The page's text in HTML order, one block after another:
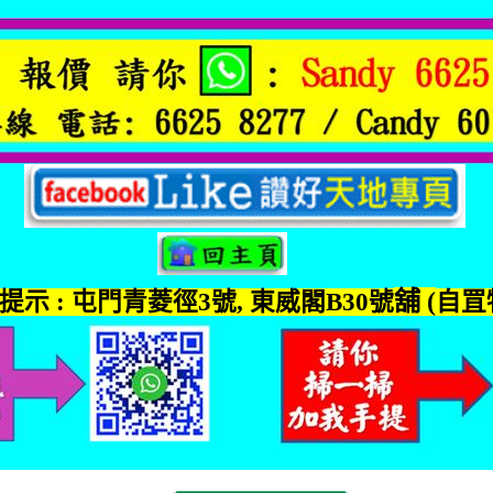
示: 屯門青菱徑3號, 東威閣B30號舖(自罝